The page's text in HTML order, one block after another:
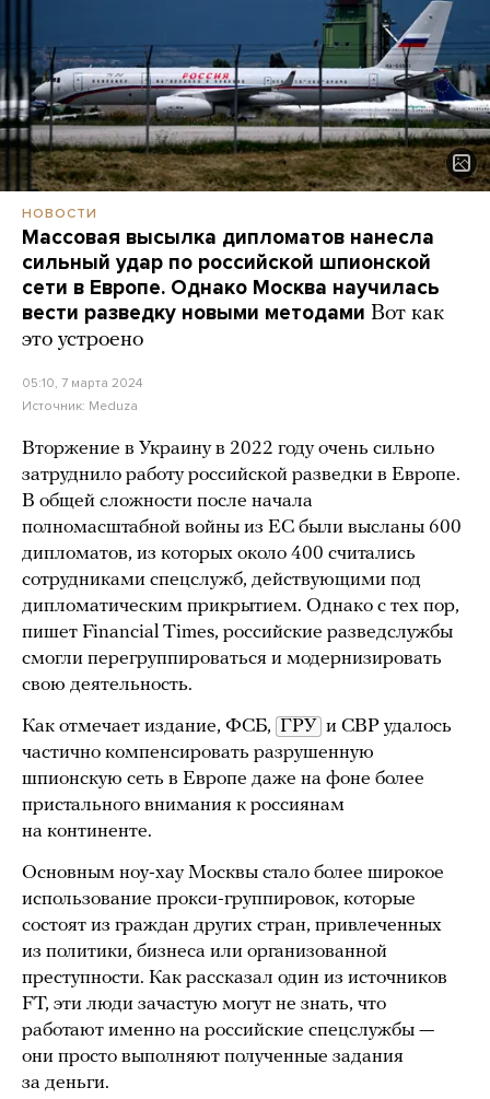
НОВОСТИ
Массовая высылка дипломатов нанесла
сильный удар по российской шпионской
сети в Европе. Однако Москва научилась
вести разведку новыми методами Вот как
это устроено
05:10, 7 марта 2024
Источник: Meduza
Вторжение в Украину в 2022 году очень сильно
затруднило работу российской разведки в Европе.
В общей сложности после начала
полномасштабной войны из ЕС были высланы 600
дипломатов, из которых около 400 считались
сотрудниками спецслужб, действующими под
дипломатическим прикрытием. Однако с тех пор,
пишет Financial Times, российские разведслужбы
смогли перегруппироваться и модернизировать
свою деятельность.
Как отмечает издание, ФСБ, ГРУ и СВР удалось
частично компенсировать разрушенную
шпионскую сеть в Европе даже на фоне более
пристального внимания к россиянам
на континенте.
Основным ноу-хау Москвы стало более широкое
использование прокси-группировок, которые
состоят из граждан других стран, привлеченных
из политики, бизнеса или организованной
преступности. Как рассказал один из источников
FT, эти люди зачастую могут не знать, что
работают именно на российские спецслужбы —
они просто выполняют полученные задания
за деньги.